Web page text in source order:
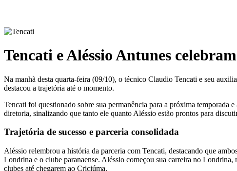
Tencati e Aléssio Antunes
Na manhã desta quarta-feira (09/10), o técnico Claudio Tencati e seu
destacou a trajetória até o momento.
Tencati foi questionado sobre sua permanência para a próxima
diretoria, sinalizando que tanto ele quanto Aléssio estão prontos para
Trajetória de sucesso e parceria consolidada
Aléssio relembrou a história da parceria com Tencati, destacando que
Londrina e o clube paranaense. Aléssio começou sua carreira no
clubes até chegarem ao Criciúma.